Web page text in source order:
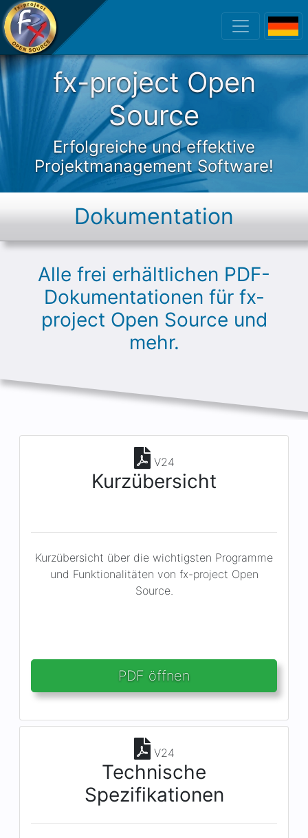
fx-project Open
fx-project Open
Source
Erfolgreiche und effektive
Projektmanagement Software!
Dokumentation
Alle frei erhältlichen PDF-
Dokumentationen für fx-
project Open Source und
mehr.
V24
Kurzübersicht
Kurzübersicht über die wichtigsten Programme
und Funktionalitäten von fx-project Open
Source.
PDF öffnen
V24
Technische
Spezifikationen